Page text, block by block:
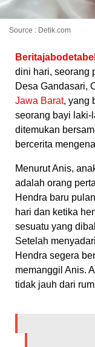
Source : Detik.com
dini hari, seorang
Desa Gandasari,
Jawa Barat, yang
seorang bayi laki-
ditemukan
bercerita
Menurut Anis,
adalah orang
Hendra baru
hari dan ketika
sesuatu yang
Setelah
Hendra segera
memanggil Anis.
tidak jauh dari